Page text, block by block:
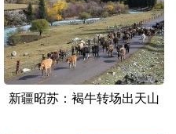
新疆昭苏：褐牛转场出天山